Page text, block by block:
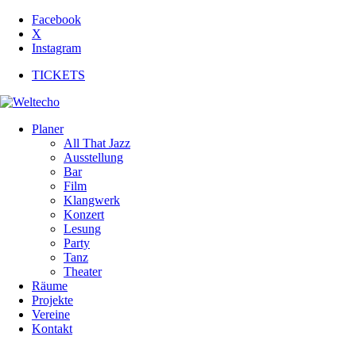
Facebook
X
Instagram
TICKETS
Planer
All That Jazz
Ausstellung
Bar
Film
Klangwerk
Konzert
Lesung
Party
Tanz
Theater
Räume
Projekte
Vereine
Kontakt